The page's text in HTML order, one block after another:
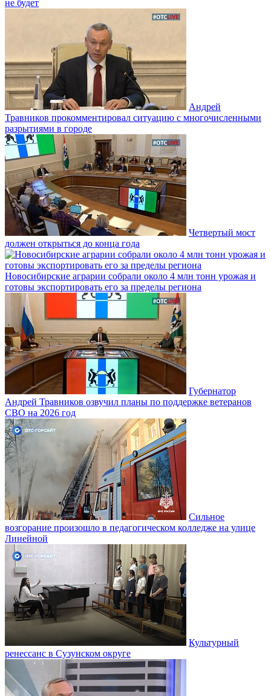
не будет
Андрей
Травников прокомментировал ситуацию с многочисленными
разрытиями в городе
Четвертый мост
должен открыться до конца года
Новосибирские аграрии собрали около 4 млн тонн урожая и
готовы экспортировать его за пределы региона
Губернатор
Андрей Травников озвучил планы по поддержке ветеранов
СВО на 2026 год
Сильное
возгорание произошло в педагогическом колледже на улице
Линейной
Культурный
ренессанс в Сузунском округе